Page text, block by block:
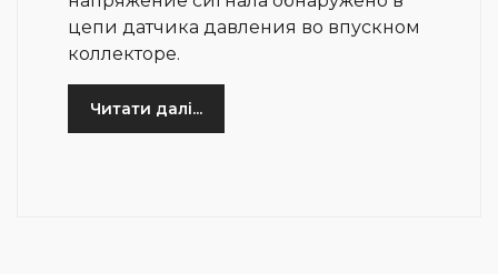
цепи датчика давления во впускном
коллекторе.
Читати далі...